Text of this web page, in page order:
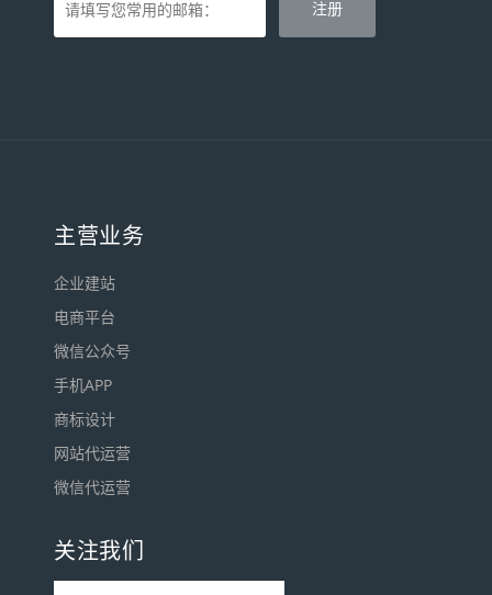
主营业务
企业建站
电商平台
微信公众号
手机APP
商标设计
网站代运营
微信代运营
关注我们